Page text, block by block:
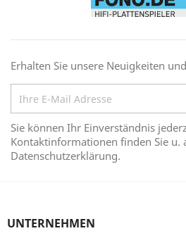
Erhalten Sie unsere Neuigkeiten
Sie können Ihr Einverständnis
Kontaktinformationen finden Sie u.
Datenschutzerklärung.
UNTERNEHMEN